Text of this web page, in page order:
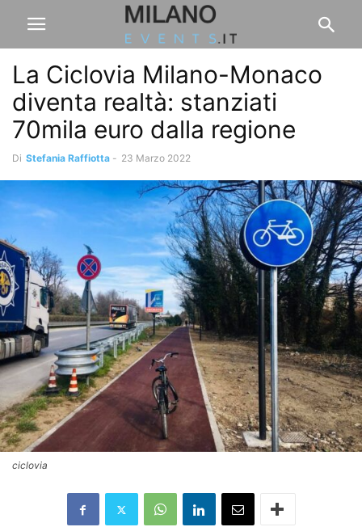
La Ciclovia Milano-Monaco
diventa realtà: stanziati
70mila euro dalla regione
Di Stefania Raffiotta - 23 Marzo 2022
ciclovia